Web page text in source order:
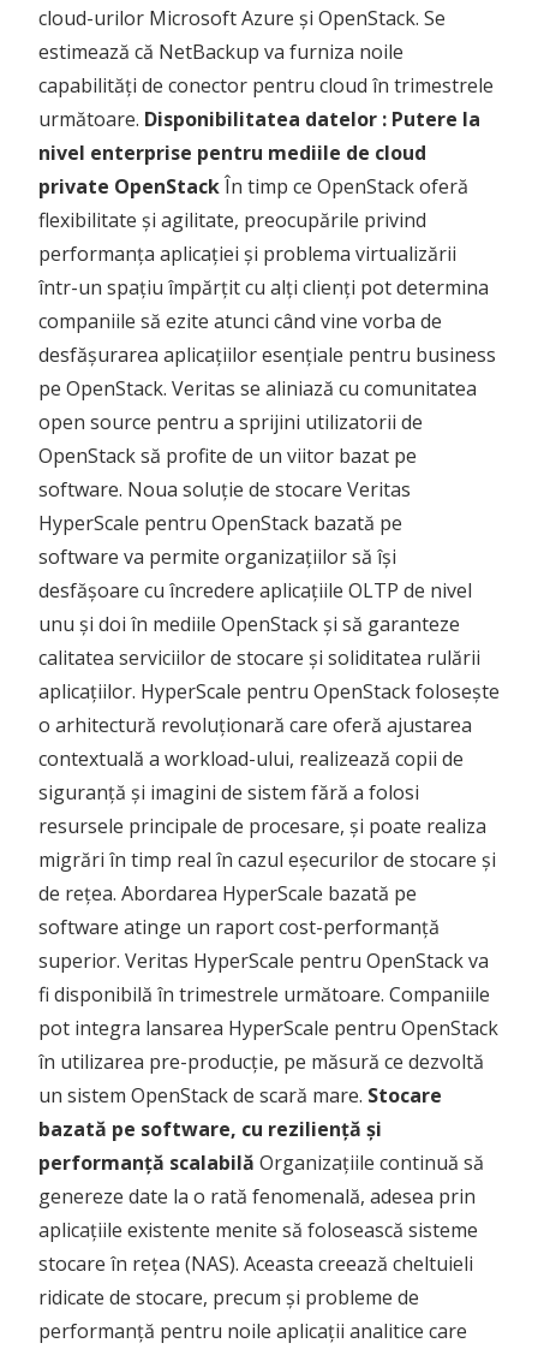
cloud-urilor Microsoft Azure și OpenStack. Se
estimează că NetBackup va furniza noile
capabilități de conector pentru cloud în trimestrele
următoare. Disponibilitatea datelor : Putere la
nivel enterprise pentru mediile de cloud
private OpenStackÎn timp ce OpenStack oferă
flexibilitate și agilitate, preocupările privind
performanța aplicației și problema virtualizării
într-un spațiu împărțit cu alți clienți pot determina
companiile să ezite atunci când vine vorba de
desfășurarea aplicațiilor esențiale pentru business
pe OpenStack. Veritas se aliniază cu comunitatea
open source pentru a sprijini utilizatorii de
OpenStack să profite de un viitor bazat pe
software. Noua soluție de stocare Veritas
HyperScale pentru OpenStack bazată pe
software va permite organizațiilor să își
desfășoare cu încredere aplicațiile OLTP de nivel
unu și doi în mediile OpenStack și să garanteze
calitatea serviciilor de stocare și soliditatea rulării
aplicațiilor. HyperScale pentru OpenStack folosește
o arhitectură revoluționară care oferă ajustarea
contextuală a workload-ului, realizează copii de
siguranță și imagini de sistem fără a folosi
resursele principale de procesare, și poate realiza
migrări în timp real în cazul eșecurilor de stocare și
de rețea. Abordarea HyperScale bazată pe
software atinge un raport cost-performanță
superior. Veritas HyperScale pentru OpenStack va
fi disponibilă în trimestrele următoare. Companiile
pot integra lansarea HyperScale pentru OpenStack
în utilizarea pre-producție, pe măsură ce dezvoltă
un sistem OpenStack de scară mare. Stocare
bazată pe software, cu reziliență și
performanță scalabilă Organizațiile continuă să
genereze date la o rată fenomenală, adesea prin
aplicațiile existente menite să folosească sisteme
stocare în rețea (NAS). Aceasta creează cheltuieli
ridicate de stocare, precum și probleme de
performanță pentru noile aplicații analitice care